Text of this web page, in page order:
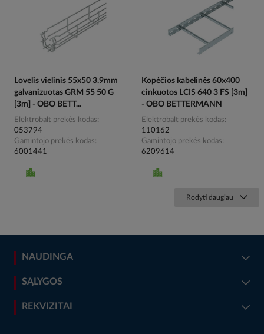
Lovelis vielinis 55x50 3.9mm
galvanizuotas GRM 55 50 G
[3m] - OBO BETT...
Elektrobalt prekės kodas
053794
Gamintojo prekės kodas
6001441
Kopėčios kabelinės 60x400
cinkuotos LCIS 640 3 FS [3m]
- OBO BETTERMANN
Elektrobalt prekės kodas
110162
Gamintojo prekės kodas
6209614
Rodyti daugiau
NAUDINGA
SĄLYGOS
REKVIZITAI